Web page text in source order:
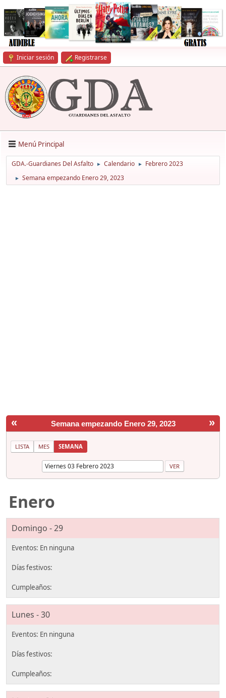
Iniciar sesión Registrarse
Menú Principal
GDA.-Guardianes Del Asfalto ► Calendario ► Febrero 2023
► Semana empezando Enero 29, 2023
« »
Semana empezando Enero 29, 2023
LISTA MES SEMANA
Enero
Domingo - 29
Lunes - 30